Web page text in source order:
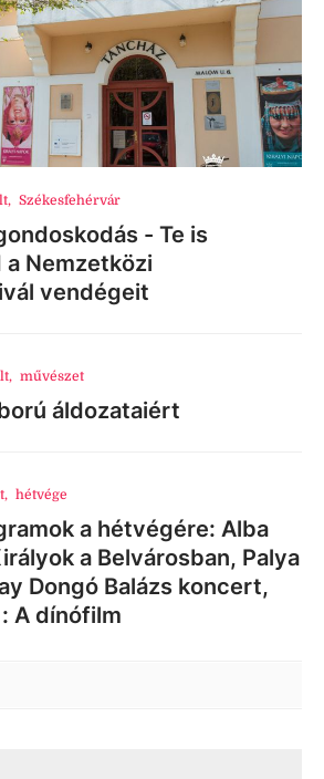
, Székesfehérvár
- Te is
Nemzetközi
vendégeit
, művészet
áldozataiért
, hétvége
a hétvégére: Alba
a Belvárosban, Palya
Dongó Balázs koncert,
A dínófilm